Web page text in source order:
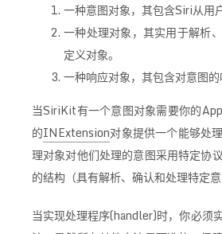
一种意图对象，其包含Siri从用
一种处理对象，其实用于解析
定义对象。
一种响应对象，其包含对意图的
当SiriKit有一个意图对象需要你的
的INExtension对象提供一个能够处
理对象对他们处理的意图采用特定协
的结构（具有解析、确认和处理特定意
当实现处理程序(handler)时，你必须